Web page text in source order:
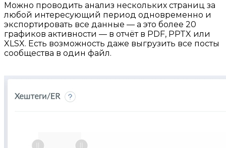
Можно проводить анализ нескольких страниц за
любой интересующий период одновременно и
экспортировать все данные — а это более 20
графиков активности — в отчёт в PDF, PPTX или
XLSX. Есть возможность даже выгрузить все посты
сообщества в один файл.